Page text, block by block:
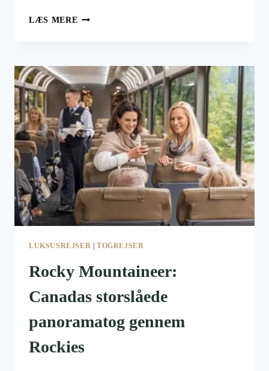
LÆS MERE ÉVIAN-
ULTIMATIVE
FRANSKE
LUKSUS
OG
GOLF
I
VERDENSKLASSE
LUKSUSREJSER | TOGREJSER
Rocky Mountaineer:
Canadas storslåede
panoramatog gennem
Rockies